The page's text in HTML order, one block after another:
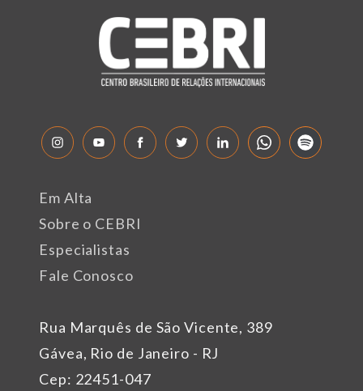
Rua Marquês de São Vicente, 389
Gávea, Rio de Janeiro - RJ
Cep: 22451-047
Em Alta
Sobre o CEBRI
Especialistas
Fale Conosco